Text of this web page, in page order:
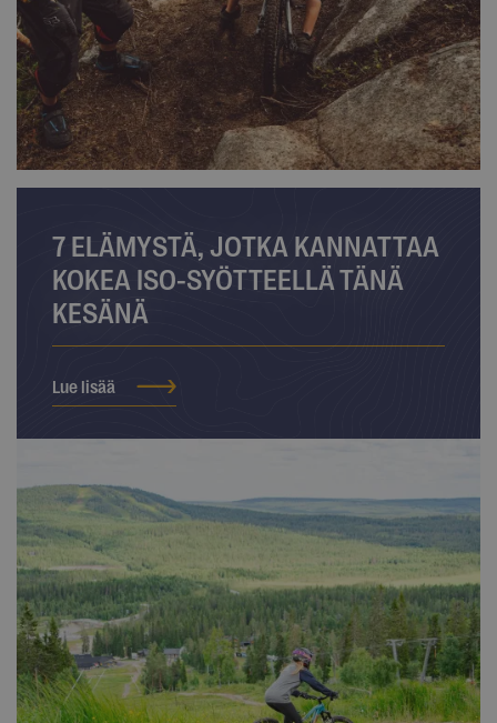
7 ELÄMYSTÄ, JOTKA KANNATTAA
KOKEA ISO-SYÖTTEELLÄ TÄNÄ
KESÄNÄ
Lue lisää